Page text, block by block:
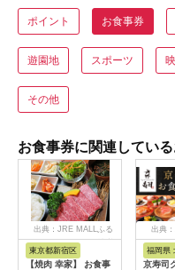
ポイント お食事券
遊園地 スポーツ
その他
お食事券に関連してい
出典：JRE MALLふる
さと納税
東京都新宿区
【焼肉 幸家】 お食事
出典
福岡県
京寿司